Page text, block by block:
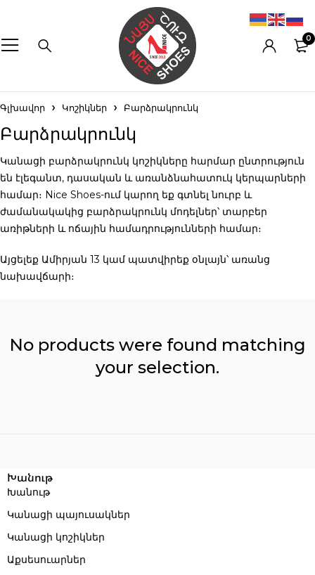
0
Գլխավոր Կոշիկներ Բարձրակրունկ
Բարձրակրունկ
Կանացի բարձրակրունկ կոշիկները հարմար ընտրություն
են էլեգանտ, դասական և առանձնահատուկ կերպարների
համար։ Nice Shoes-ում կարող եք գտնել նուրբ և
ժամանակակից բարձրակրունկ մոդելներ՝ տարբեր
առիթների և ոճային համադրությունների համար։
Այցելեք Ամիրյան 13 կամ պատվիրեք օնլայն՝ առանց
նախավճարի։
No products were found matching
your selection.
Խանութ
Խանութ
Կանացի պայուսակներ
Կանացի կոշիկներ
Աքսեսուարներ